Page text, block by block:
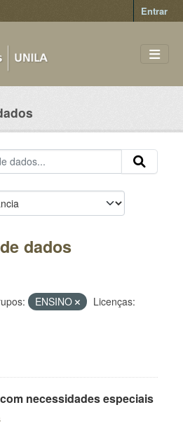
Entrar
dados
ENSINO
Licenças:
necessidades especiais